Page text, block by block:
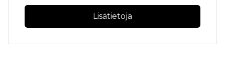
Lisätietoja